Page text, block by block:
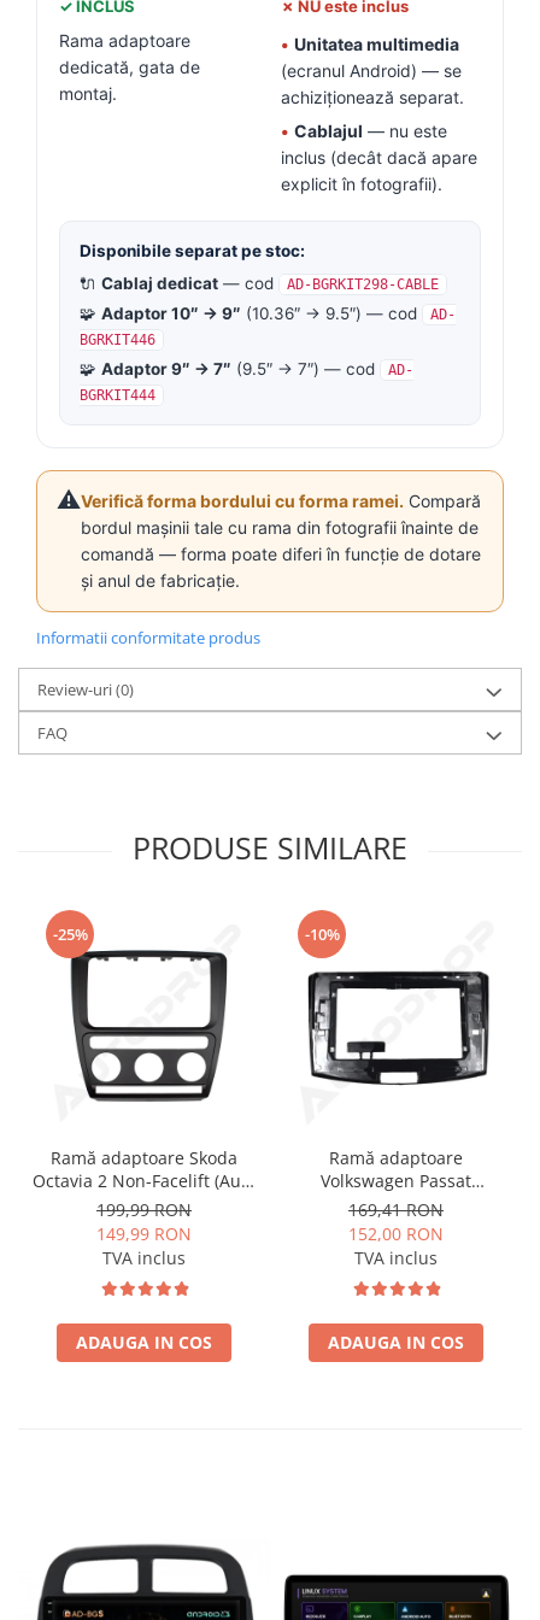
✓ INCLUS
Rama adaptoare
dedicată, gata de
montaj.
✗ NU este inclus
• Unitatea multimedia
(ecranul Android) — se
achiziționează separat.
• Cablajul — nu este
inclus (decât dacă apare
explicit în fotografii).
Disponibile separat pe stoc:
🔌 Cablaj dedicat — cod AD-BGRKIT298-CABLE
🧩 Adaptor 10″ → 9″ (10.36″ → 9.5″) — cod
AD-
BGRKIT446
🧩 Adaptor 9″ → 7″ (9.5″ → 7″) — cod
AD-
BGRKIT444
⚠️Verifică forma bordului cu forma ramei. Compară
bordul mașinii tale cu rama din fotografii înainte de
comandă — forma poate diferi în funcție de dotare
și anul de fabricație.
Informatii conformitate produs
Review-uri(0)
FAQ
PRODUSE SIMILARE
-25%
Ramă adaptoare Skoda
Octavia 2 Non-Facelift (Auto
A/C) 2004-2009 - fațetă
213×133 (RNS 510 / RCD
330), montaj dedicat
199,99 RON
149,99 RON
TVA inclus
ADAUGA IN COS
-10%
Ramă adaptoare
Volkswagen Passat
B6/B7/CC 2011-2015 -
navigație Android 10.1″,
montaj dedicat
169,41 RON
152,00 RON
TVA inclus
ADAUGA IN COS